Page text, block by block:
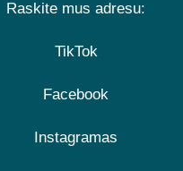
Raskite mus adresu:
TikTok
Facebook
Instagramas